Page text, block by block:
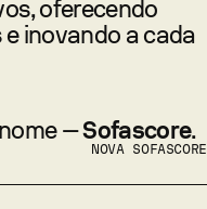
oferecendo
inovando a cada
—Sofascore.
NOVA SOFASCORE